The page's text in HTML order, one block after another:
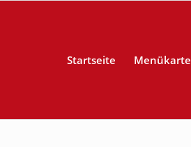
Startseite Menükarte